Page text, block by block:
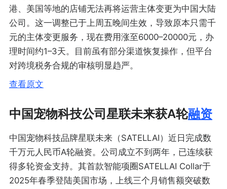
港、美国等地的店铺无法再将运营主体变更为中国大陆
公司。这一调整已于上周五晚间生效，导致原本只需千
元的主体变更服务，现在费用涨至6000–20000元，办
理时间约1–3天。目前虽有部分渠道恢复操作，但平台
对跨境税务合规的审核明显趋严。
查看原文
中国宠物科技公司星联未来获A轮融资
中国宠物科技品牌星联未来（SATELLAI）近日完成数
千万元人民币A轮融资。公司成立不到两年，已连续获
得多轮资金支持。其首款智能项圈SATELLAI Collar于
2025年春季登陆美国市场，上线三个月销售额突破数